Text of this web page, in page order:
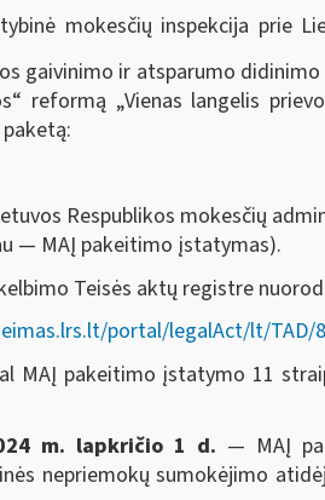
mokesčių inspekcija prie
gaivinimo ir atsparumo
reformą „Vienas langelis
Respublikos mokesčių
— MAĮ pakeitimo įstatymas).
Teisės aktų registre
portal/legalAct/lt/TAD/
MAĮ pakeitimo įstatymo 11
m. lapkričio 1 d. — MAĮ
nepriemokų sumokėjimo